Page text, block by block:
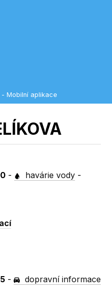
- Mobilní aplikace
- havárie vody -
-
dopravní informace